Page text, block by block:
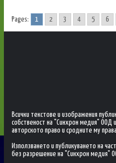
Pages: 1 2 3 4 5 6
Всички текстове и изображения
собственост на "Синхрон медия" ООД
авторското право и сродните му
Използването и публикуването на
без разрешение на "Синхрон медия"